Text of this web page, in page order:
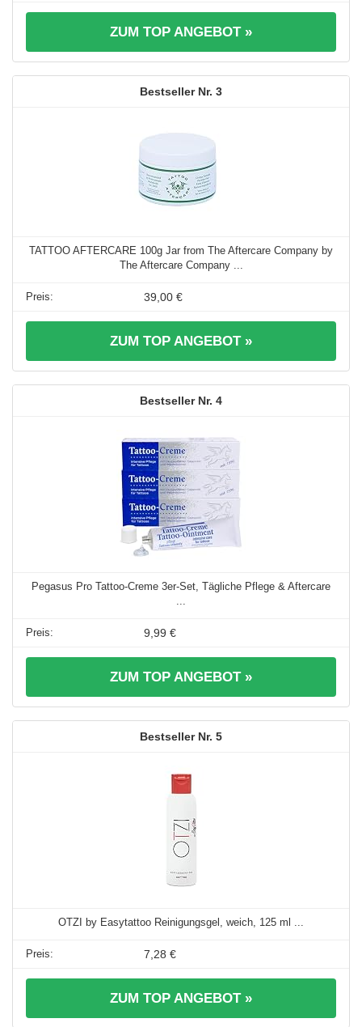
ZUM TOP ANGEBOT »
3
TATTOO AFTERCARE 100g Jar from The Aftercare Company by
The Aftercare Company ...
39,00 €
ZUM TOP ANGEBOT »
4
Pegasus Pro Tattoo-Creme 3er-Set, Tägliche Pflege & Aftercare
...
9,99 €
ZUM TOP ANGEBOT »
5
OTZI by Easytattoo Reinigungsgel, weich, 125 ml ...
7,28 €
ZUM TOP ANGEBOT »